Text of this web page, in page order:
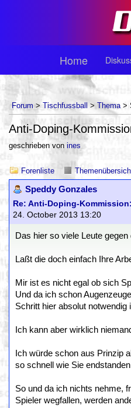
Home
Forum > Tischfussball > Thema>
Anti-Doping-
geschrieben von ines
Forenliste
Speddy Gonzales
Re: Anti-Doping-
24. October 2013 13:20
Das hier so viele Leute
Laßt die doch einfach Ihre
Mir ist es nicht egal ob sich
Und da ich schon
Schritt hier absolut notwendig
Ich kann aber wirklich
Ich würde schon aus Prinzip
so schnell wie Sie
So und da ich nichts nehme,
Spieler wegfallen, werden